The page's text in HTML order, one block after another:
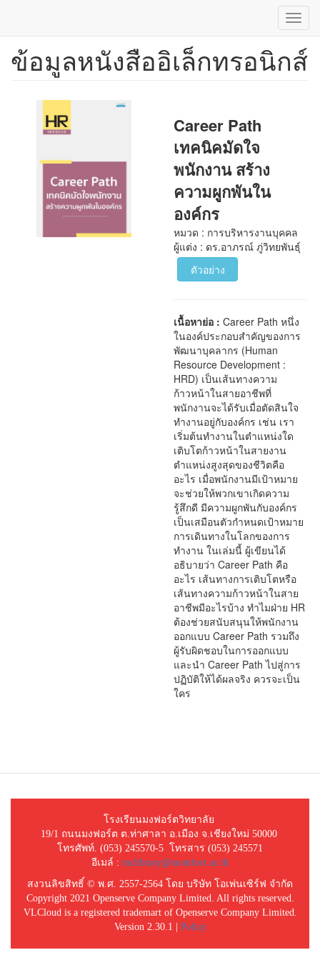
ข้าม
ข้อมูลหนังสืออิเล็กทรอนิกส์
Career Path
เทคนิคมัดใจ
พนักงาน สร้าง
ความผูกพันใน
องค์กร
หมวด : การบริหารงานบุคคล
ผู้แต่ง : ดร.อาภรณ์ ภู่วิทยพันธุ์
ตัวอย่าง
เนื้อหาย่อ :Career Path หนึ่ง
ในองค์ประกอบสำคัญของการ
พัฒนาบุคลากร (Human
Resource Development :
HRD) เป็นเส้นทางความ
ก้าวหน้าในสายอาชีพที่
พนักงานจะได้รับเมื่อตัดสินใจ
ทำงานอยู่กับองค์กร เช่น เรา
เริ่มต้นทำงานในตำแหน่งใด
เติบโตก้าวหน้าในสายงาน
ตำแหน่งสูงสุดของชีวิตคือ
อะไร เมื่อพนักงานมีเป้าหมาย
จะช่วยให้พวกเขาเกิดความ
รู้สึกดี มีความผูกพันกับองค์กร
เป็นเสมือนตัวกำหนดเป้าหมาย
การเดินทางในโลกของการ
ทำงาน ในเล่มนี้ ผู้เขียนได้
อธิบายว่า Career Path คือ
อะไร เส้นทางการเติบโตหรือ
เส้นทางความก้าวหน้าในสาย
อาชีพมีอะไรบ้าง ทำไมฝ่าย HR
ต้องช่วยสนับสนุนให้พนักงาน
ออกแบบ Career Path รวมถึง
ผู้รับผิดชอบในการออกแบบ
และนำ Career Path ไปสู่การ
ปฏิบัติให้ได้ผลจริง ควรจะเป็น
ใคร
โรงเรียนมงฟอร์ตวิทยาลัย
19/1 ถนนมงฟอร์ต ต.ท่าศาลา อ.เมือง จ.เชียงใหม่ 50000
โทรศัพท์. (053) 245570-5 โทรสาร (053) 245571
อีเมล์ : mclibrary@montfort.ac.th
สงวนลิขสิทธิ์ © พ.ศ. 2557-2564 โดย บริษัท โอเพ่นเซิร์ฟ จำกัด
Copyright 2021 Openserve Company Limited. All rights reserved.
VLCloud is a registered trademart of Openserve Company Limited.
Version 2.30.1 | Policy